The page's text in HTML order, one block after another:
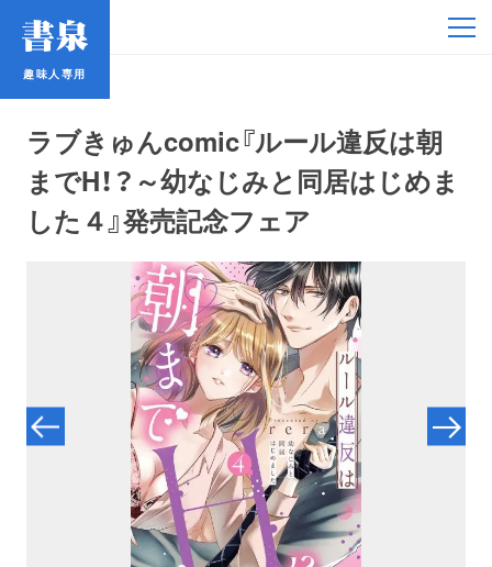
趣味人専用
ラブきゅんcomic『ルール違反は朝
までH！？～幼なじみと同居はじめま
した４』発売記念フェア
趣味人専用
鉄道・バス
コミック・ラノベ
プロレス